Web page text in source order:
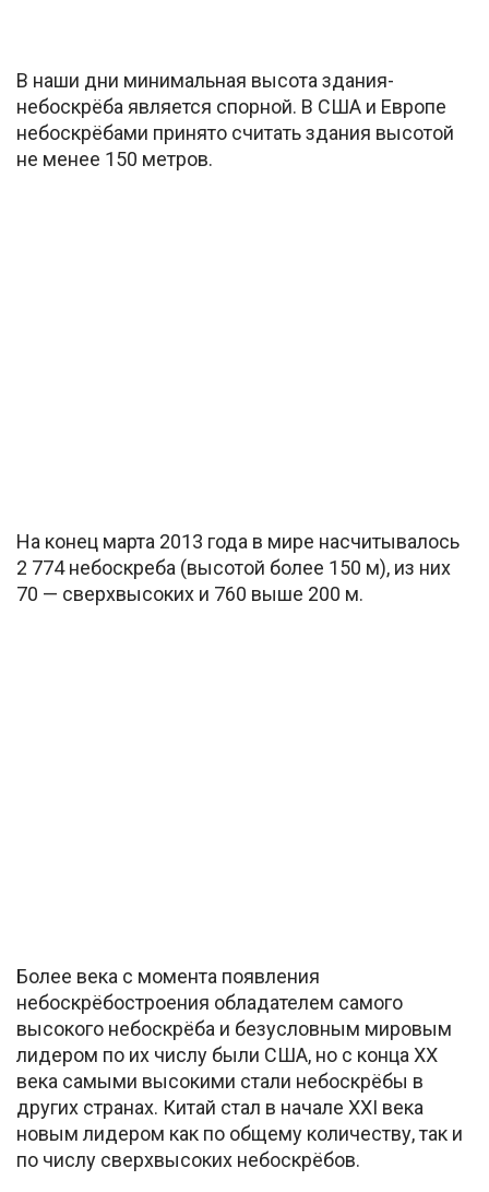
В наши дни минимальная высота здания-
небоскрёба является спорной. В США и Европе
небоскрёбами принято считать здания высотой
не менее 150 метров.
На конец марта 2013 года в мире насчитывалось
2 774 небоскреба (высотой более 150 м), из них
70 — сверхвысоких и 760 выше 200 м.
Более века с момента появления
небоскрёбостроения обладателем самого
высокого небоскрёба и безусловным мировым
лидером по их числу были США, но с конца XX
века самыми высокими стали небоскрёбы в
других странах. Китай стал в начале XXI века
новым лидером как по общему количеству, так и
по числу сверхвысоких небоскрёбов.